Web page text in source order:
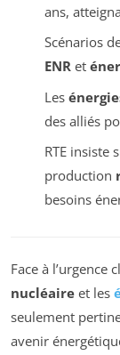
ans,
Scénarios
ENRet
Les
des alliés
RTE insiste
production
besoins
Face à
nucléaire et les
seulement
avenir